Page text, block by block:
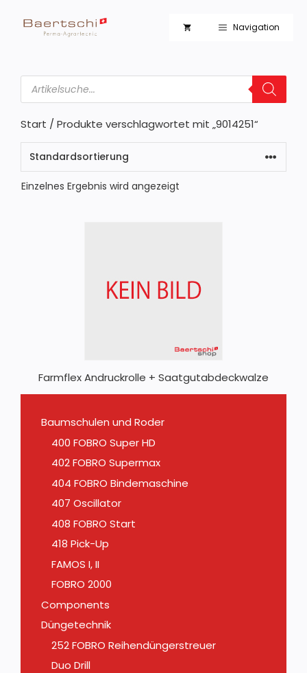
Inhalt
Navigation
Products
search
Start / Produkte verschlagwortet mit „9014251“
Einzelnes Ergebnis wird angezeigt
Farmflex Andruckrolle + Saatgutabdeckwalze
Baumschulen und Roder
400 FOBRO Super HD
402 FOBRO Supermax
404 FOBRO Bindemaschine
407 Oscillator
408 FOBRO Start
418 Pick-Up
FAMOS I, II
FOBRO 2000
Components
Düngetechnik
252 FOBRO Reihendüngerstreuer
Duo Drill